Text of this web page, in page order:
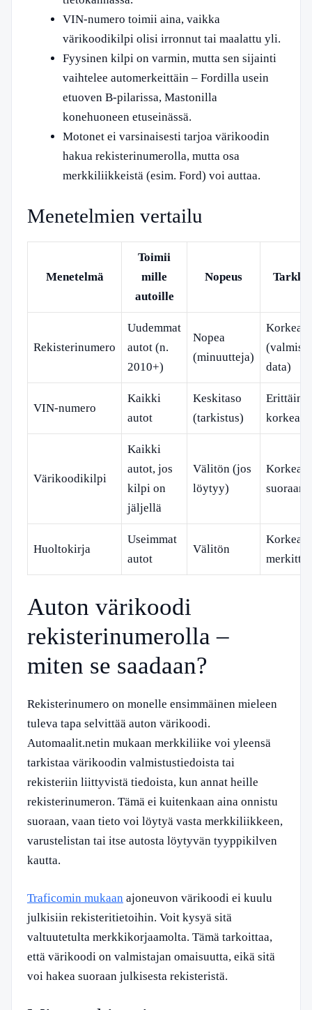
VIN-numero toimii aina, vaikka
värikoodikilpi olisi irronnut tai maalattu yli.
Fyysinen kilpi on varmin, mutta sen sijainti
vaihtelee automerkeittäin – Fordilla usein
etuoven B-pilarissa, Mastonilla
konehuoneen etuseinässä.
Motonet ei varsinaisesti tarjoa värikoodin
hakua rekisterinumerolla, mutta osa
merkkiliikkeistä (esim. Ford) voi auttaa.
Menetelmien vertailu
Menetelmä
Toimii
mille
autoille
Nopeus
Rekisterinumero
Uudemmat
autot (n.
2010+)
Nopea
(minuutteja)
Korkea
data)
VIN-numero
Kaikki
autot
Keskitaso
(tarkistus)
Erittäin
korkea
Värikoodikilpi
Kaikki
autot, jos
kilpi on
jäljellä
Välitön (jos
löytyy)
Korkea
suoraan)
Huoltokirja
Useimmat
autot
Välitön
Korkea
merkitty)
Auton värikoodi
rekisterinumerolla –
miten se saadaan?
Rekisterinumero on monelle ensimmäinen mieleen
tuleva tapa selvittää auton värikoodi.
Automaalit.netin mukaan merkkiliike voi yleensä
tarkistaa värikoodin valmistustiedoista tai
rekisteriin liittyvistä tiedoista, kun annat heille
rekisterinumeron. Tämä ei kuitenkaan aina onnistu
suoraan, vaan tieto voi löytyä vasta merkkiliikkeen,
varustelistan tai itse autosta löytyvän tyyppikilven
kautta.
Traficomin mukaan ajoneuvon värikoodi ei kuulu
julkisiin rekisteritietoihin. Voit kysyä sitä
valtuutetulta merkkikorjaamolta. Tämä tarkoittaa,
että värikoodi on valmistajan omaisuutta, eikä sitä
voi hakea suoraan julkisesta rekisteristä.